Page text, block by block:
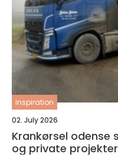
inspiration
02. July 2026
Krankørsel odense sikre løft til byggepladser
og private projekter